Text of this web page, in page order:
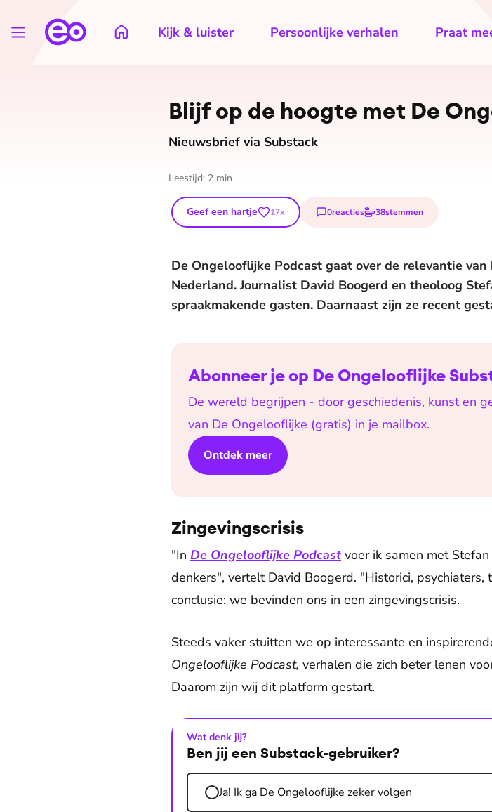
Kijk & luister Persoonlijke verhalen Praat
Blijf op de hoogte met De
Nieuwsbrief via Substack
Leestijd: 2 min
Geef een hartje 17x 0reacties 38stemmen
De Ongelooflijke Podcast gaat over de relevantie
Nederland. Journalist David Boogerd en theoloog
spraakmakende gasten. Daarnaast zijn ze recent
Abonneer je op De Ongelooflijke
De wereld begrijpen - door geschiedenis, kunst en
van De Ongelooflijke (gratis) in je mailbox.
Ontdek meer
Zingevingscrisis
"In De Ongelooflijke Podcastvoer ik samen met
denkers", vertelt David Boogerd. "Historici,
conclusie: we bevinden ons in een zingevingscrisis.
Steeds vaker stuitten we op interessante en
Ongelooflijke Podcast, verhalen die zich beter lenen
Daarom zijn wij dit platform gestart.
Wat denk jij?
Ben jij een Substack-gebruiker?
Ja! Ik ga De Ongelooflijke zeker volgen